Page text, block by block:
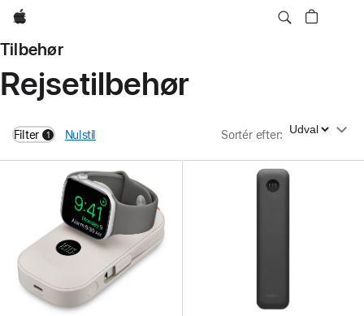
Apple
Tilbehør
Rejsetilbehør
Filter 1
filters active
Nulstil Sortér efter: Sortér efter